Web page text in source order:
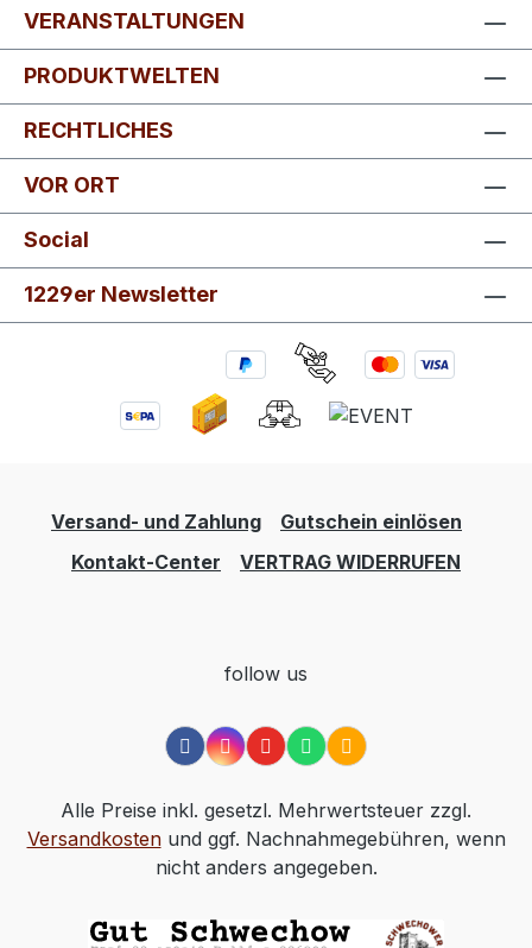
VERANSTALTUNGEN
PRODUKTWELTEN
RECHTLICHES
VOR ORT
Social
1229er Newsletter
Versand- und Zahlung
Gutschein einlösen
Kontakt-Center
VERTRAG WIDERRUFEN
follow us
Alle Preise inkl. gesetzl. Mehrwertsteuer zzgl.
Versandkostenund ggf. Nachnahmegebühren, wenn
nicht anders angegeben.